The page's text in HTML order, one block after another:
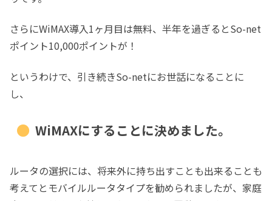
さらにWiMAX導入1ヶ月目は無料、半年を過ぎるとSo-net
ポイント10,000ポイントが！
というわけで、引き続きSo-netにお世話になることに
し、
WiMAXにすることに決めました。
ルータの選択には、将来外に持ち出すことも出来ることも
考えてとモバイルルータタイプを勧められましたが、家庭